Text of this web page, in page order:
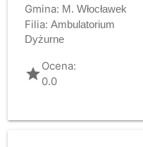
Gmina: M. Włocławek
Filia: Ambulatorium
Dyżurne
gradeOcena:
0.0